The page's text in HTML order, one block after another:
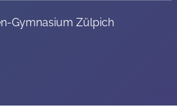
Gymnasium Zülpich